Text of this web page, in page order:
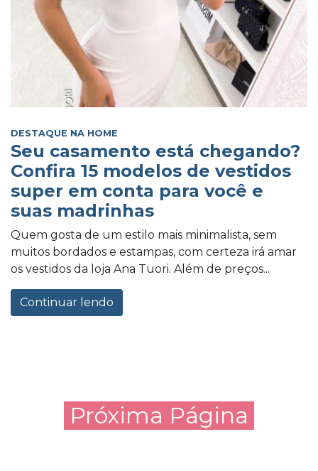
DESTAQUE NA HOME
Seu casamento está chegando?
Confira 15 modelos de vestidos
super em conta para você e
suas madrinhas
Quem gosta de um estilo mais minimalista, sem
muitos bordados e estampas, com certeza irá amar
os vestidos da loja Ana Tuori. Além de preços...
Continuar lendo
Próxima Página